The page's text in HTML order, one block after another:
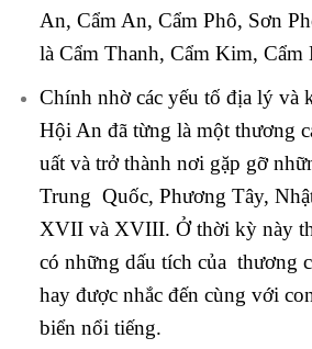
An, Cẩm An, Cẩm Phô, Sơn
là Cẩm Thanh, Cẩm Kim, Cẩm
Chính nhờ các yếu tố địa lý và
Hội An đã từng là một thương
uất và trở thành nơi gặp gỡ
Trung Quốc, Phương Tây,
XVII và XVIII. Ở thời kỳ này
có những dấu tích của thương
hay được nhắc đến cùng với
biển nổi tiếng.